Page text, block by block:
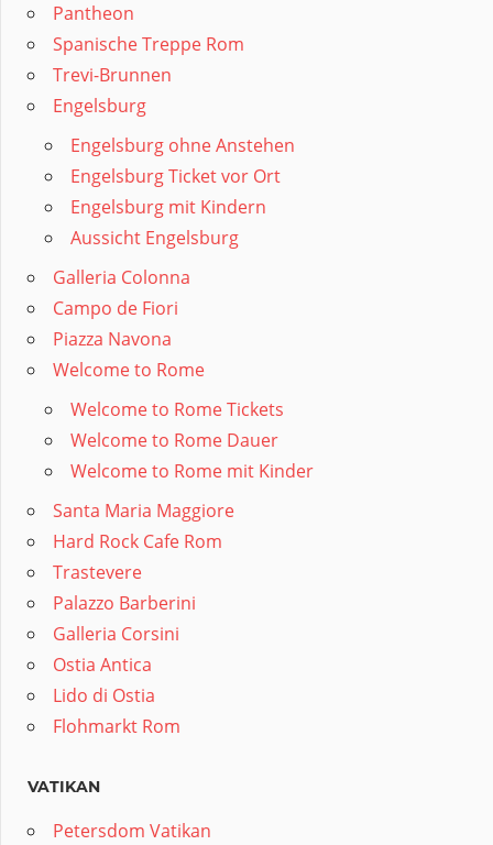
Pantheon
Spanische Treppe Rom
Trevi-Brunnen
Engelsburg
Engelsburg ohne Anstehen
Engelsburg Ticket vor Ort
Engelsburg mit Kindern
Aussicht Engelsburg
Galleria Colonna
Campo de Fiori
Piazza Navona
Welcome to Rome
Welcome to Rome Tickets
Welcome to Rome Dauer
Welcome to Rome mit Kinder
Santa Maria Maggiore
Hard Rock Cafe Rom
Trastevere
Palazzo Barberini
Galleria Corsini
Ostia Antica
Lido di Ostia
Flohmarkt Rom
VATIKAN
Petersdom Vatikan